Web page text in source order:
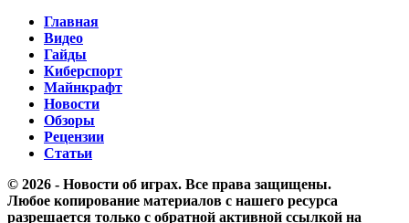
Главная
Видео
Гайды
Киберспорт
Майнкрафт
Новости
Обзоры
Рецензии
Статьи
© 2026 - Новости об играх. Все права защищены.
Любое копирование материалов с нашего ресурса
разрешается только с обратной активной ссылкой на